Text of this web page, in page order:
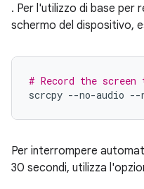
. Per l'utilizzo di base per
schermo del dispositivo,
# Record the
scrcpy --no-audio --
Per interrompere
30 secondi, utilizza